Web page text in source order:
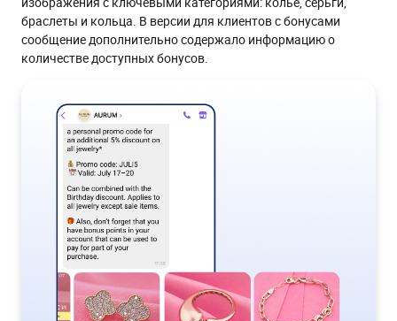
браслеты и кольца. В версии для клиентов с бонусами
сообщение дополнительно содержало информацию о
количестве доступных бонусов.